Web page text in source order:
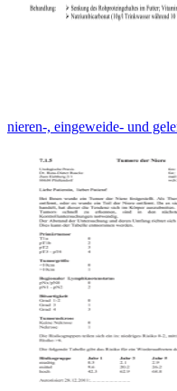
nieren-, eingeweide- und